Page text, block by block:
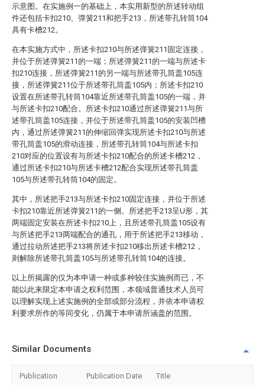
示意图。在实施例一的基础上，本实用新型的所述转动组
件还包括卡扣210、弹簧211和把手213，所述带孔转筒104
具有卡槽212。
在本实施方式中，所述卡扣210与所述弹簧211固定连接，
并位于所述弹簧211的一端；所述弹簧211的一端与所述卡
扣210连接，所述弹簧211的另一端与所述带孔筒盖105连
接，所述弹簧211位于所述带孔筒盖105内；所述卡扣210
设置在所述带孔转筒104靠近所述带孔筒盖105的一端，并
与所述卡扣210配合。所述卡扣210通过所述弹簧211与所
述带孔筒盖105连接，并位于所述带孔筒盖105的安装凹槽
内，通过所述弹簧211的伸缩回弹实现所述卡扣210与所述
带孔筒盖105的滑动连接，所述带孔转筒104与所述卡扣
210对应的位置设有与所述卡扣210配合的所述卡槽212，
通过所述卡扣210与所述卡槽212配合实现所述带孔筒盖
105与所述带孔转筒104的固定。
其中，所述把手213与所述卡扣210固定连接，并位于所述
卡扣210靠近所述弹簧211的一侧。所述把手213呈U形，其
两端固定安装在所述卡扣210上，且所述带孔筒盖105设有
与所述把手213两端配合的通孔，用于所述把手213移动，
通过拉动所述把手213将所述卡扣210移出所述卡槽212，
则解除所述带孔筒盖105与所述带孔转筒104的连接。
以上所揭露的仅为本申请一种或多种较佳实施例而已，不
能以此来限定本申请之权利范围，本领域普通技术人员可
以理解实现上述实施例的全部或部分流程，并依本申请权
利要求所作的等同变化，仍属于本申请所涵盖的范围。
Similar Documents
Publication Publication Date Title